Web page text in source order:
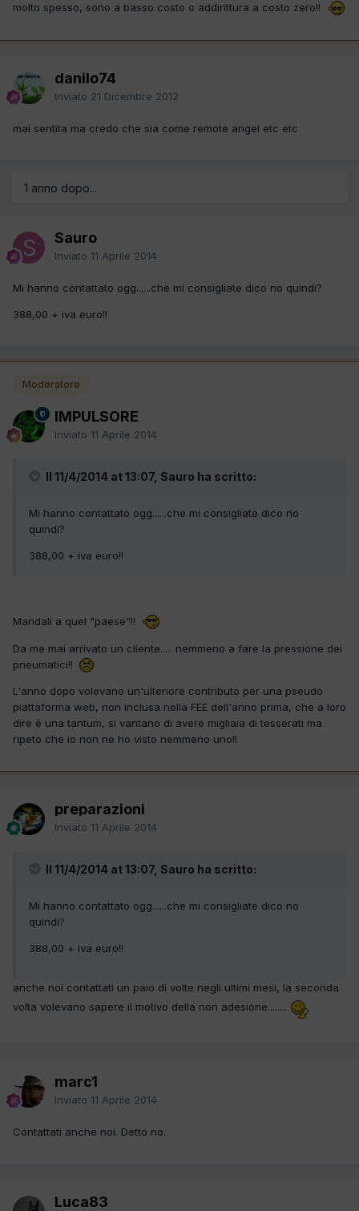
molto spesso, sono a basso costo o addirittura a costo zero!!
danilo74
Inviato 21 Dicembre 2012
mai sentita ma credo che sia come remote angel etc etc
1 anno dopo...
Sauro
Inviato 11 Aprile 2014
Mi hanno contattato ogg......che mi consigliate dico no quindi?
388,00 + iva euro!!
Moderatore
IMPULSORE
Inviato 11 Aprile 2014
Il 11/4/2014 at 13:07, Sauro ha scritto:
Mi hanno contattato ogg......che mi consigliate dico no
quindi?
388,00 + iva euro!!
Mandali a quel "paese"!!
Da me mai arrivato un cliente..... nemmeno a fare la pressione dei
pneumatici!!
L'anno dopo volevano un'ulteriore contributo per una pseudo
piattaforma web, non inclusa nella FEE dell'anno prima, che a loro
dire è una tantum, si vantano di avere migliaia di tesserati ma
ripeto che io non ne ho visto nemmeno uno!!
preparazioni
Inviato 11 Aprile 2014
Il 11/4/2014 at 13:07, Sauro ha scritto:
Mi hanno contattato ogg......che mi consigliate dico no
quindi?
388,00 + iva euro!!
anche noi contattati un paio di volte negli ultimi mesi, la seconda
volta volevano sapere il motivo della non adesione........
marc1
Inviato 11 Aprile 2014
Contattati anche noi. Detto no.
Luca83